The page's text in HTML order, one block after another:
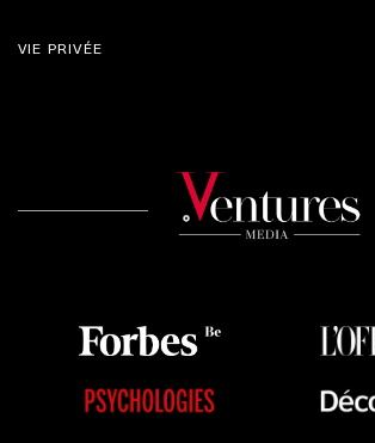
VIE PRIVÉE